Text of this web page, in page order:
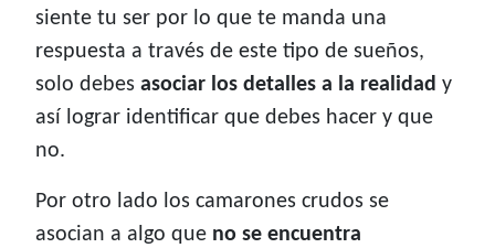
siente tu ser por lo que te manda una
respuesta a través de este tipo de sueños,
solo debes asociar los detalles a la realidad y
así lograr identificar que debes hacer y que
no.
Por otro lado los camarones crudos se
asocian a algo que no se encuentra